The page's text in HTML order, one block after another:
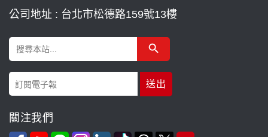
公司地址 : 台北市松德路159號13樓
Search
for:
Search Button
關注我們